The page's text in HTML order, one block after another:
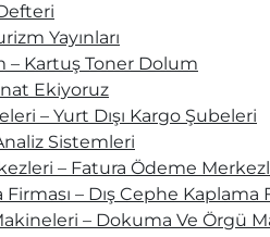
Yayınları
– Kartuş Toner Dolum
Ekiyoruz
– Yurt Dışı Kargo Şubeleri
Sistemleri
– Fatura Ödeme
– Dış Cephe Kaplama
– Dokuma Ve Örgü